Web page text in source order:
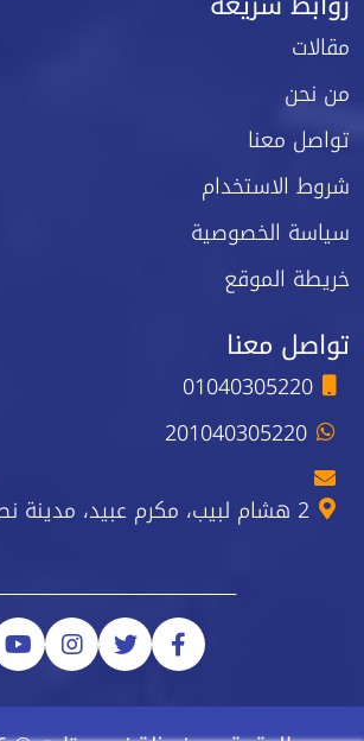
مقالات
من نحن
تواصل معنا
شروط الاستخدام
سياسة الخصوصية
خريطة الموقع
تواصل معنا
01040305220
201040305220
2 هشام لبيب، مكرم عبيد، مدينة نصر